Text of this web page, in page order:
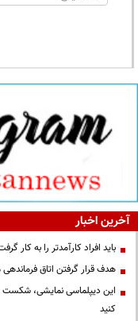
آخرین اخبار
باید افراد کارآمدتر را به
هدف قرار گرفتن اتاق‌
این دیپلماسی نمایشی، شکست
کنید